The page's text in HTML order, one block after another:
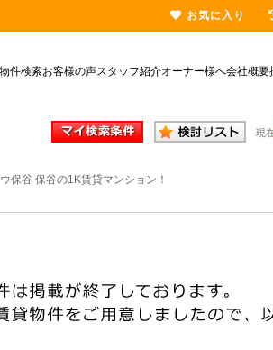
物件検索お客様の声スタッフ紹介オーナー様へ会社概要
現
保谷 保谷の1K賃貸マンション！
お気に入り